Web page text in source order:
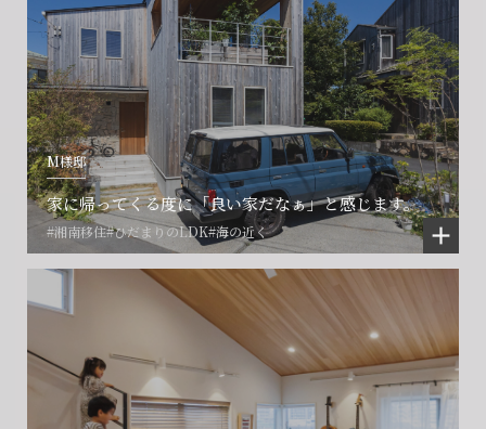
M様邸
家に帰ってくる度に「良い家だなぁ」と感じます。
#湘南移住#ひだまりのLDK#海の近く